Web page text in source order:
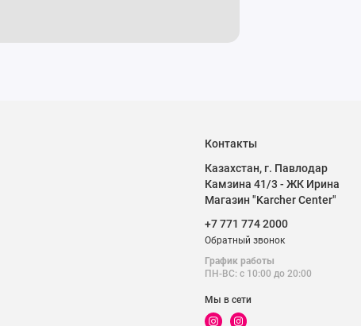
Контакты
Казахстан, г. Павлодар
Камзина 41/3 - ЖК Ирина
Магазин "Karcher Center"
+7 771 774 2000
Обратный звонок
График работы
ПН-ВС: с 10:00 до 20:00
Мы в сети